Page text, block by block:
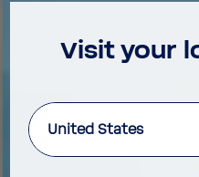
Visit your
United States